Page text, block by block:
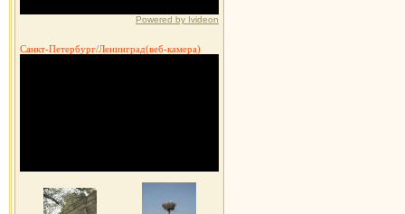
Powered by Ivideon
Санкт-Петербург/Ленинград(веб-камера)